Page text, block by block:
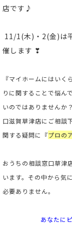
店です♪
11/1(木)・2(金)は
催します ❣
『マイホームにはい
りに関することで悩ん
いのではありませんか
口滋賀草津店にご相談
関する疑問に『プロの
おうちの相談窓口草津
います。その中から気
必要ありません。
あなたに